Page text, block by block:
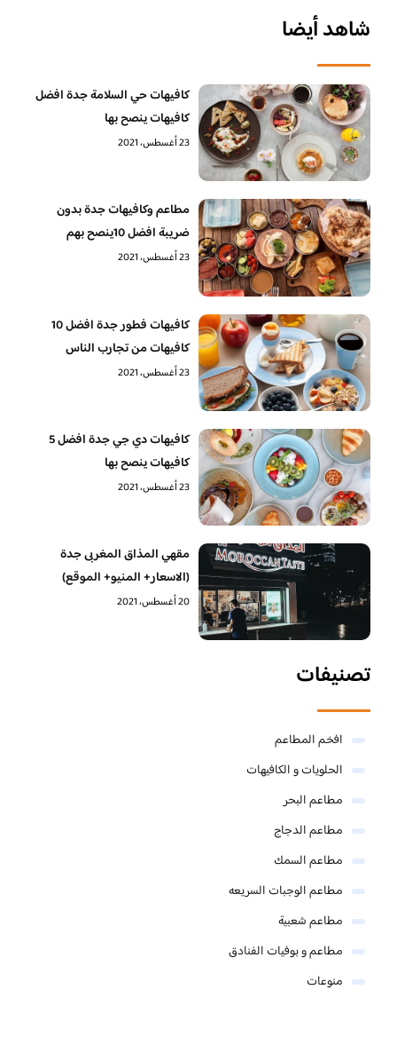
شاهد أيضا
كافيهات حي السلامة جدة افضل
كافيهات ينصح بها
23 أغسطس، 2021
مطاعم وكافيهات جدة بدون
ضريبة افضل 10ينصح بهم
23 أغسطس، 2021
كافيهات فطور جدة افضل 10
كافيهات من تجارب الناس
23 أغسطس، 2021
كافيهات دي جي جدة افضل 5
كافيهات ينصح بها
23 أغسطس، 2021
مقهي المذاق المغربى جدة
(الاسعار+ المنيو+ الموقع)
20 أغسطس، 2021
تصنيفات
افخم المطاعم
الحلويات و الكافيهات ‎
مطاعم البحر
مطاعم الدجاج
مطاعم السمك
مطاعم الوجبات السريعه
مطاعم شعبية
مطاعم و بوفيات الفنادق
منوعات